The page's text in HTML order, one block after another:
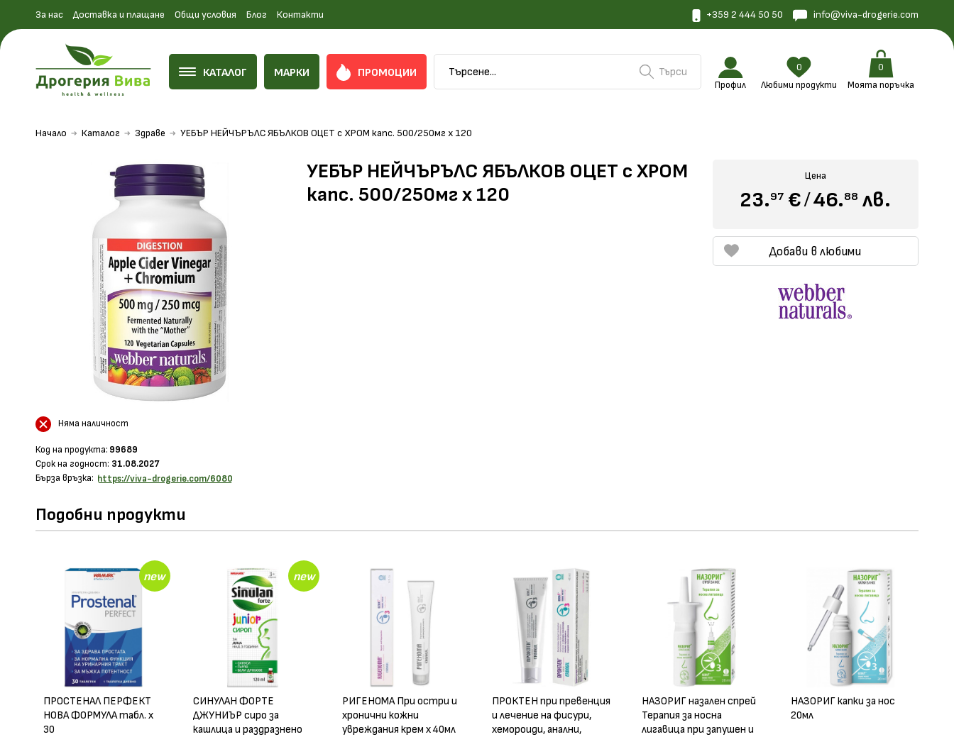
За нас Доставка и плащане Общи условия Блог Контакти +359 2 444 50 50 info@viva-drogerie.com
КАТАЛОГ МАРКИ ПРОМОЦИИ Търси
Профил Любими продукти
0
0
Моята поръчка
Начало Каталог Здраве УЕБЪР НЕЙЧЪРЪЛС ЯБЪЛКОВ ОЦЕТ с ХРОМ капс. 500/250мг х 120
Няма наличност
Код на продукта: 99689
Срок на годност: 31.08.2027
Бърза връзка: https://viva-drogerie.com/6080
УЕБЪР НЕЙЧЪРЪЛС ЯБЪЛКОВ ОЦЕТ с ХРОМ
капс. 500/250мг х 120
Цена
23.97 €/46.88 лв.
Добави в любими
Подобни продукти
new
ПРОСТЕНАЛ ПЕРФЕКТ
НОВА ФОРМУЛА табл. х
30
new
СИНУЛАН ФОРТЕ
ДЖУНИЪР сиро за
кашлица и раздразнено
РИГЕНОМА При остри и
хронични кожни
увреждания крем х 40мл
ПРОКТЕН при превенция
и лечение на фисури,
хемороиди, анални,
НАЗОРИГ назален спрей
Терапия за носна
лигавица при запушен и
НАЗОРИГ капки за нос
20мл